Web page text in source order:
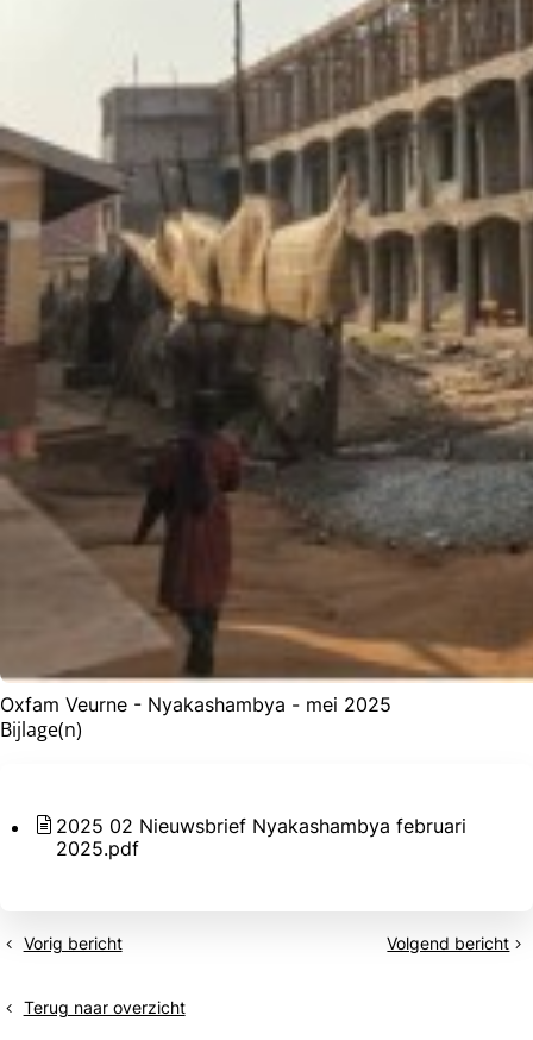
Oxfam Veurne - Nyakashambya - mei 2025
Bijlage(n)
2025 02 Nieuwsbrief Nyakashambya februari
2025.pdf
Vorig bericht
Creating
vzw
Volgend bericht
Orper
Terug naar overzicht